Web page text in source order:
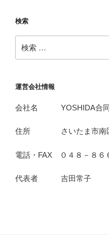
検索
索:
運営会社情報
会社名 YOSHIDA合同
住所 さいたま市南区
電話・FAX ０４８－８６
代表者 吉田常子